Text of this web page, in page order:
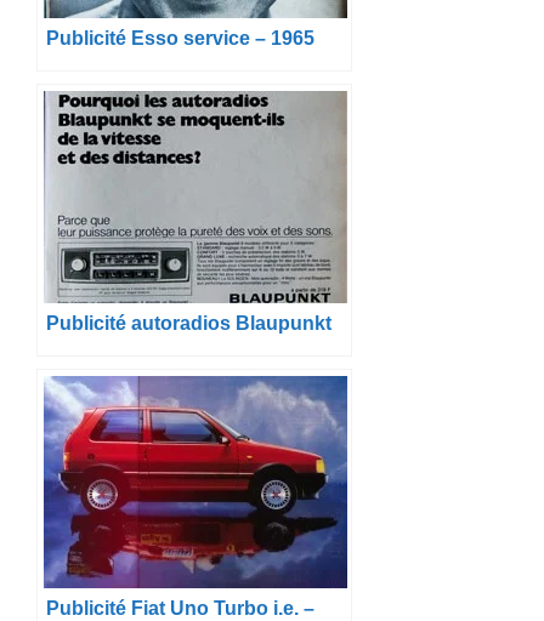
Publicité Esso service – 1965
Publicité autoradios Blaupunkt
Publicité Fiat Uno Turbo i.e. –